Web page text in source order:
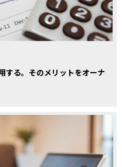
する。そのメリットをオーナ